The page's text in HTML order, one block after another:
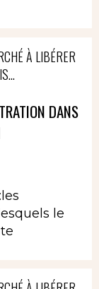
À LIBÉRER
DANS
le